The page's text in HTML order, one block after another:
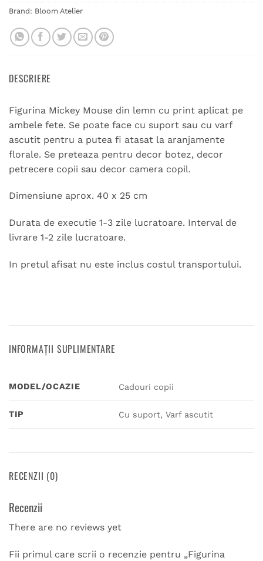
Brand: Bloom Atelier
DESCRIERE
Figurina Mickey Mouse din lemn cu print aplicat pe
ambele fete. Se poate face cu suport sau cu varf
ascutit pentru a putea fi atasat la aranjamente
florale. Se preteaza pentru decor botez, decor
petrecere copii sau decor camera copil.
Dimensiune aprox. 40 x 25 cm
Durata de executie 1-3 zile lucratoare. Interval de
livrare 1-2 zile lucratoare.
In pretul afisat nu este inclus costul transportului.
INFORMAȚII SUPLIMENTARE
MODEL/OCAZIE Cadouri copii
TIP Cu suport, Varf ascutit
RECENZII (0)
Recenzii
There are no reviews yet
Fii primul care scrii o recenzie pentru „Figurina